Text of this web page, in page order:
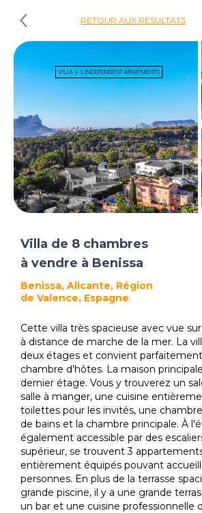
RETOUR AUX RÉSULTATS
Villa de 8 chambres
à vendre à Benissa
Benissa, Alicante, Région
de Valence, Espagne
Cette villa très spacieuse avec vue
à distance de marche de la mer. La
deux étages et convient
chambre d'hôtes. La maison
dernier étage. Vous y trouverez un
salle à manger, une cuisine
toilettes pour les invités, une
de bains et la chambre principale. À
également accessible par des
supérieur, se trouvent 3
entièrement équipés pouvant
personnes. En plus de la terrasse
grande piscine, il y a une grande
un bar et une cuisine professionnelle